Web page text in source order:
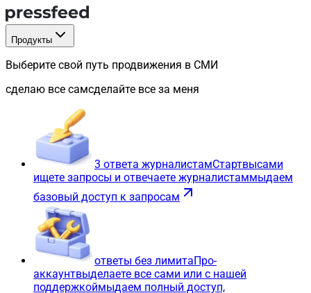
Продукты
Выберите свой путь продвижения в СМИ
сделаю все самсделайте все за меня
3 ответа журналистамСтартвысами
ищете запросы и отвечаете журналистаммыдаем
базовый доступ к запросам
ответы без лимитаПро-
аккаунтвыделаете все сами или с нашей
поддержкоймыдаем полный доступ,